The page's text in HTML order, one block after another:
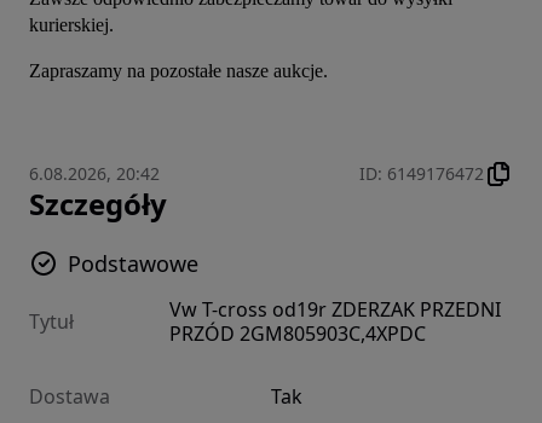
kurierskiej.
Zapraszamy na pozostałe nasze aukcje.
6.08.2026, 20:42 ID: 6149176472
Szczegóły
Podstawowe
Tytuł
Vw T-cross od19r ZDERZAK PRZEDNI
PRZÓD 2GM805903C,4XPDC
Dostawa Tak